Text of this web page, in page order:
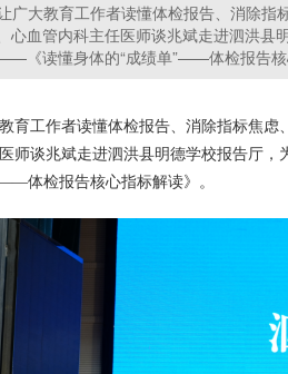
广大教育工作者读懂体检报告、消除
心血管内科主任医师谈兆斌走进泗洪
《读懂身体的“成绩单”——体检报告
育工作者读懂体检报告、消除指标焦
师谈兆斌走进泗洪县明德学校报告厅
体检报告核心指标解读》。